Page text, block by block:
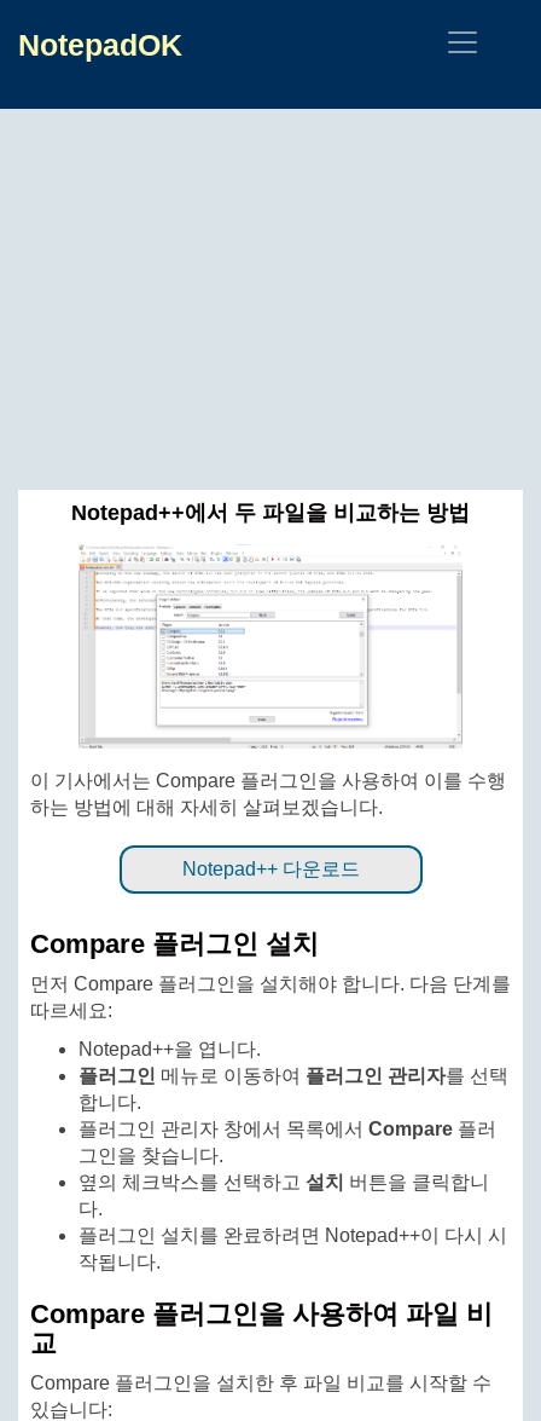
NotepadOK
Notepad++에서 두 파일을 비교하는 방법
이 기사에서는 Compare 플러그인을 사용하여 이를 수행
하는 방법에 대해 자세히 살펴보겠습니다.
Notepad++ 다운로드
Compare 플러그인 설치
먼저 Compare 플러그인을 설치해야 합니다. 다음 단계를
따르세요:
Notepad++을 엽니다.
플러그인 메뉴로 이동하여 플러그인 관리자를 선택
합니다.
플러그인 관리자 창에서 목록에서 Compare 플러
그인을 찾습니다.
옆의 체크박스를 선택하고 설치 버튼을 클릭합니
다.
플러그인 설치를 완료하려면 Notepad++이 다시 시
작됩니다.
Compare 플러그인을 사용하여 파일 비
교
Compare 플러그인을 설치한 후 파일 비교를 시작할 수
있습니다: